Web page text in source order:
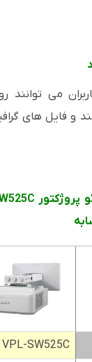
می
و فایل های
VPL-SW525C